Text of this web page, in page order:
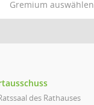
Gremium auswählen
des Rathauses